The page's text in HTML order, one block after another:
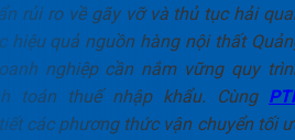
rủi ro về gãy vỡ và thủ tục hải
hiệu quả nguồn hàng nội thất
nghiệp cần nắm vững quy
toán thuế nhập khẩu. Cùng
các phương thức vận chuyển tối